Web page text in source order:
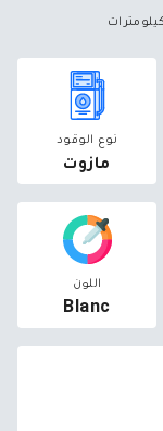
نوع الوقود
مازوت
اللون
Blanc